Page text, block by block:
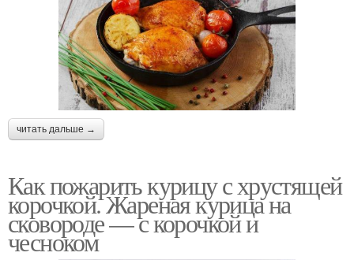
читать дальше →
Как пожарить курицу с хрустящей
корочкой. Жареная курица на
сковороде — с корочкой и
чесноком